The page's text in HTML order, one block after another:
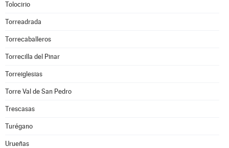
Tolocirio
Torreadrada
Torrecaballeros
Torrecilla del Pinar
Torreiglesias
Torre Val de San Pedro
Trescasas
Turégano
Urueñas